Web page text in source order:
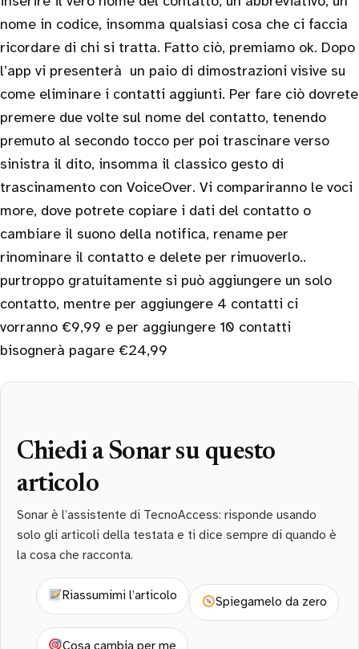
nome in codice, insomma qualsiasi cosa che ci faccia
ricordare di chi si tratta. Fatto ciò, premiamo ok. Dopo
l’app vi presenterà un paio di dimostrazioni visive su
come eliminare i contatti aggiunti. Per fare ciò dovrete
premere due volte sul nome del contatto, tenendo
premuto al secondo tocco per poi trascinare verso
sinistra il dito, insomma il classico gesto di
trascinamento con VoiceOver. Vi compariranno le voci
more, dove potrete copiare i dati del contatto o
cambiare il suono della notifica, rename per
rinominare il contatto e delete per rimuoverlo..
purtroppo gratuitamente si può aggiungere un solo
contatto, mentre per aggiungere 4 contatti ci
vorranno €9,99 e per aggiungere 10 contatti
bisognerà pagare €24,99
Chiedi a Sonar su questo
articolo
Sonar è l’assistente di TecnoAccess: risponde usando
solo gli articoli della testata e ti dice sempre di quando è
la cosa che racconta.
Riassumimi l’articolo Spiegamelo da zero
Cosa cambia per me